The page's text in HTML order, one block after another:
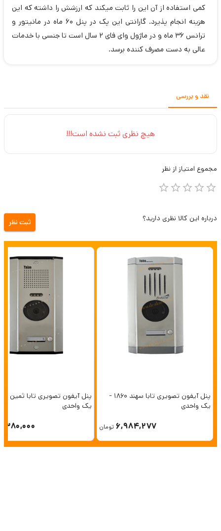
کمی استفاده از آن این را ثابت میکند که ارزشش را داشته که این
هزینه انجام پذیرد. گارانتی این پک در پنل 60 ماه در مانیتور و
ترانس 36 ماه و در ماژول وای فای 2 سال است تا جنسی با خدمات
عالی به دست مصرف کننده برسد.
نقد و بررسی
مجموع امتیاز از نظر
درباره این کالا نظری دارید؟ ثبت نظر
هیچ نظری ثبت نشده است!!!
پنل آیفون تصویری تابا سهند 1860 -
یک واحدی
6,984,277 تومان
یک واحدی